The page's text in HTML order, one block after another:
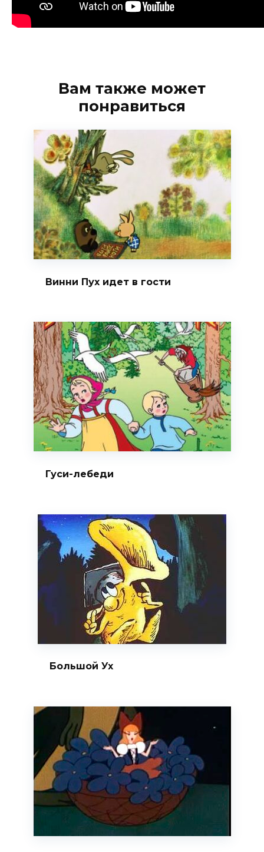
Вам также может
понравиться
Винни Пух идет в гости
Гуси-лебеди
Большой Ух